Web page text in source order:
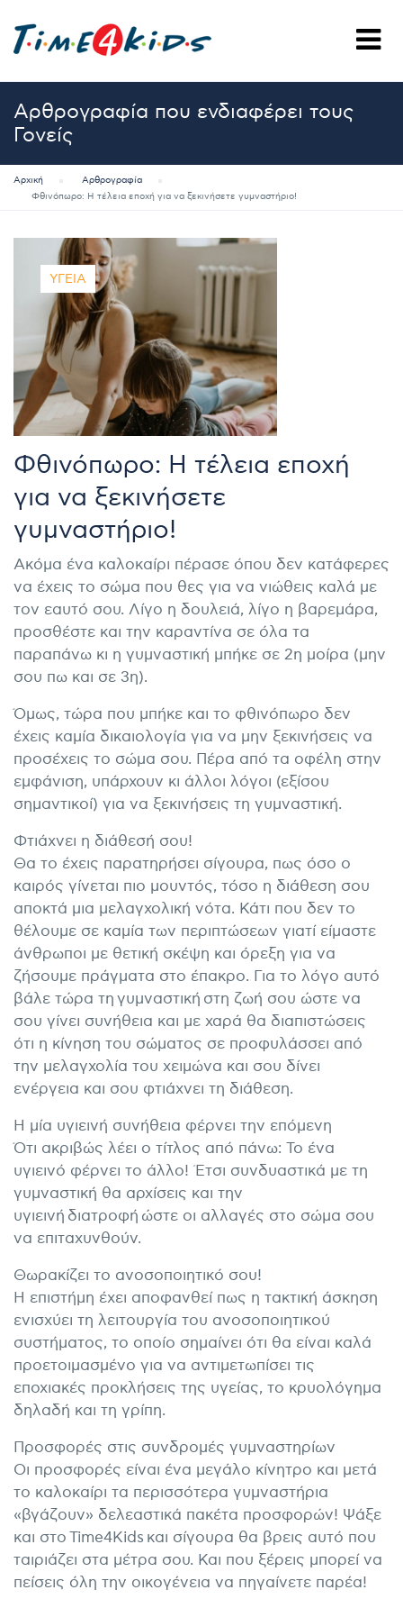
Αρθρογραφία που ενδιαφέρει τους
Γονείς
Αρχική
Αρθρογραφία
Φθινόπωρο: Η τέλεια εποχή για να ξεκινήσετε γυμναστήριο!
ΥΓΕΊΑ
Φθινόπωρο: Η τέλεια εποχή
για να ξεκινήσετε
γυμναστήριο!
Ακόμα ένα καλοκαίρι πέρασε όπου δεν κατάφερες
να έχεις το σώμα που θες για να νιώθεις καλά με
τον εαυτό σου. Λίγο η δουλειά, λίγο η βαρεμάρα,
προσθέστε και την καραντίνα σε όλα τα
παραπάνω κι η γυμναστική μπήκε σε 2η μοίρα (μην
σου πω και σε 3η).
Όμως, τώρα που μπήκε και το φθινόπωρο δεν
έχεις καμία δικαιολογία για να μην ξεκινήσεις να
προσέχεις το σώμα σου. Πέρα από τα οφέλη στην
εμφάνιση, υπάρχουν κι άλλοι λόγοι (εξίσου
σημαντικοί) για να ξεκινήσεις τη γυμναστική.
Φτιάχνει η διάθεσή σου!
Θα το έχεις παρατηρήσει σίγουρα, πως όσο ο
καιρός γίνεται πιο μουντός, τόσο η διάθεση σου
αποκτά μια μελαγχολική νότα. Κάτι που δεν το
θέλουμε σε καμία των περιπτώσεων γιατί είμαστε
άνθρωποι με θετική σκέψη και όρεξη για να
ζήσουμε πράγματα στο έπακρο. Για το λόγο αυτό
βάλε τώρα τη γυμναστική στη ζωή σου ώστε να
σου γίνει συνήθεια και με χαρά θα διαπιστώσεις
ότι η κίνηση του σώματος σε προφυλάσσει από
την μελαγχολία του χειμώνα και σου δίνει
ενέργεια και σου φτιάχνει τη διάθεση.
H μία υγιεινή συνήθεια φέρνει την επόμενη
Ότι ακριβώς λέει ο τίτλος από πάνω: Το ένα
υγιεινό φέρνει το άλλο! Έτσι συνδυαστικά με τη
γυμναστική θα αρχίσεις και την
υγιεινή διατροφή ώστε οι αλλαγές στο σώμα σου
να επιταχυνθούν.
Θωρακίζει το ανοσοποιητικό σου!
Η επιστήμη έχει αποφανθεί πως η τακτική άσκηση
ενισχύει τη λειτουργία του ανοσοποιητικού
συστήματος, το οποίο σημαίνει ότι θα είναι καλά
προετοιμασμένο για να αντιμετωπίσει τις
εποχιακές προκλήσεις της υγείας, το κρυολόγημα
δηλαδή και τη γρίπη.
Προσφορές στις συνδρομές γυμναστηρίων
Οι προσφορές είναι ένα μεγάλο κίνητρο και μετά
το καλοκαίρι τα περισσότερα γυμναστήρια
«βγάζουν» δελεαστικά πακέτα προσφορών! Ψάξε
και στο Time4Kids και σίγουρα θα βρεις αυτό που
ταιριάζει στα μέτρα σου. Και που ξέρεις μπορεί να
πείσεις όλη την οικογένεια να πηγαίνετε παρέα!